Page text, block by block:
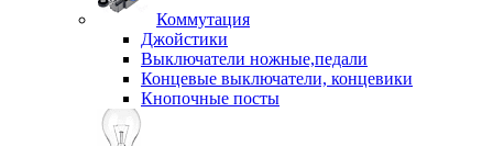
Коммутация
Джойстики
Выключатели ножные,педали
Концевые выключатели, концевики
Кнопочные посты